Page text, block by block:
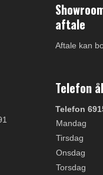
aftale
Aftale kan
Telefon
Telefon
Mandag
Tirsdag
Onsdag
Torsdag